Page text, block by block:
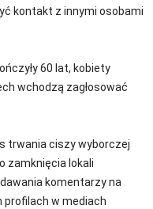
kontakt z innymi osobami
60 lat, kobiety
wchodzą zagłosować
trwania ciszy wyborczej
zamknięcia lokali
komentarzy na
profilach w mediach